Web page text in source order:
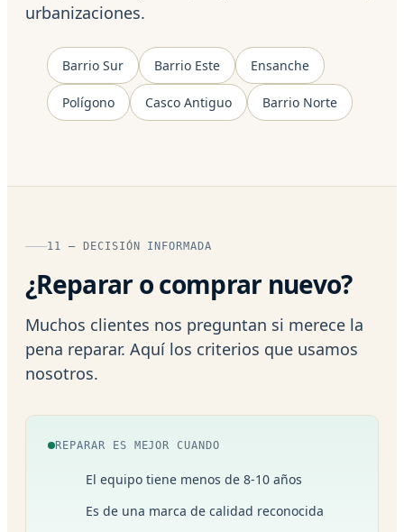
urbanizaciones.
Barrio Sur Barrio Este Ensanche
Polígono Casco Antiguo Barrio Norte
11 — DECISIÓN INFORMADA
¿Reparar o comprar nuevo?
Muchos clientes nos preguntan si merece la
pena reparar. Aquí los criterios que usamos
nosotros.
REPARAR ES MEJOR CUANDO
El equipo tiene menos de 8-10 años
Es de una marca de calidad reconocida